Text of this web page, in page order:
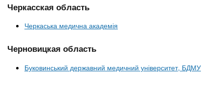
Черкасская область
Черкаська медична академія
Черновицкая область
Буковинський державний медичний університет, БДМУ